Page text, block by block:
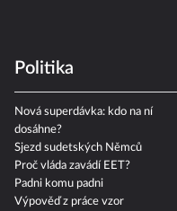
Politika
Nová superdávka: kdo na ní
dosáhne?
Sjezd sudetských Němců
Proč vláda zavádí EET?
Padni komu padni
Výpověď z práce vzor